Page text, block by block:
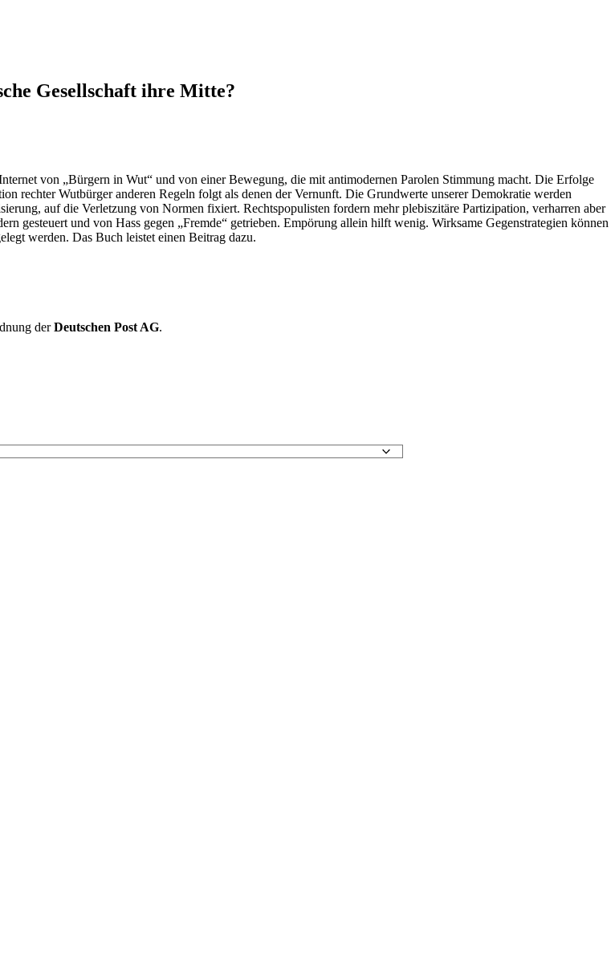
Gesellschaft ihre Mitte?
von „Bürgern in Wut“ und von einer Bewegung, die mit antimodernen Parolen Stimmung macht. Die Erfolge
rechter Wutbürger anderen Regeln folgt als denen der Vernunft. Die Grundwerte unserer Demokratie werden
auf die Verletzung von Normen fixiert. Rechtspopulisten fordern mehr plebiszitäre Partizipation, verharren aber
gesteuert und von Hass gegen „Fremde“ getrieben. Empörung allein hilft wenig. Wirksame Gegenstrategien können
werden. Das Buch leistet einen Beitrag dazu.
derDeutschen Post AG.